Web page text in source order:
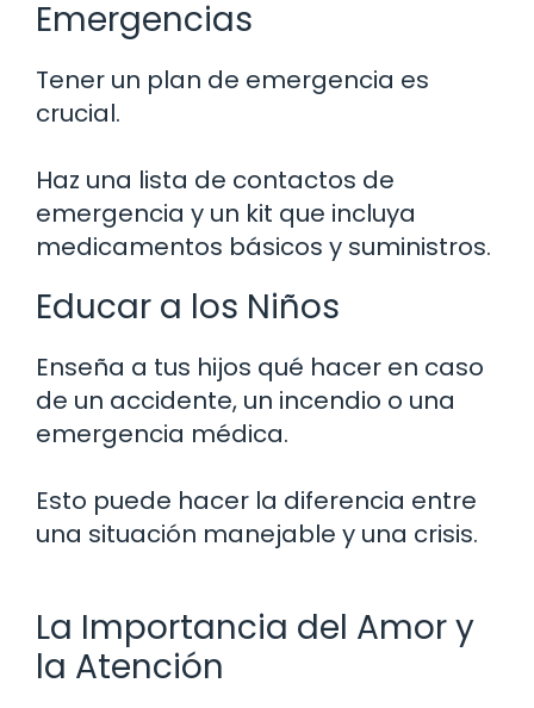
Emergencias
Tener un plan de emergencia es
crucial.
Haz una lista de contactos de
emergencia y un kit que incluya
medicamentos básicos y suministros.
Educar a los Niños
Enseña a tus hijos qué hacer en caso
de un accidente, un incendio o una
emergencia médica.
Esto puede hacer la diferencia entre
una situación manejable y una crisis.
La Importancia del Amor y
la Atención